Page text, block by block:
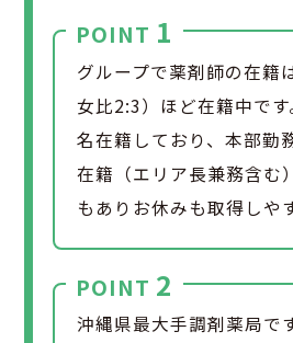
POINT 1
グループで薬剤師の在籍
女比2:3）ほど在籍中で
名在籍しており、本部勤
在籍（エリア長兼務含む
もありお休みも取得しや
POINT 2
沖縄県最大手調剤薬局で